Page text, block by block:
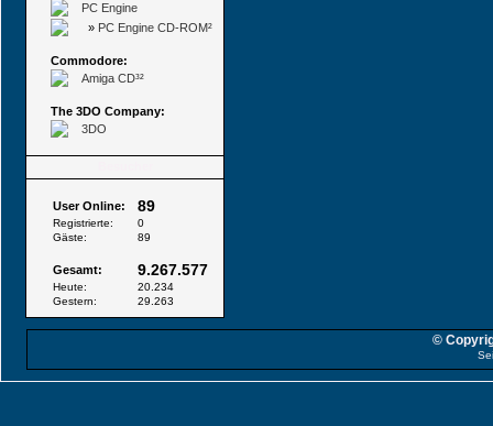
PC Engine
» PC Engine CD-ROM²
Commodore:
Amiga CD³²
The 3DO Company:
3DO
User Online: 89
Registrierte:
0
Gäste:
89
Gesamt: 9.267.577
Heute:
20.234
Gestern:
29.263
©